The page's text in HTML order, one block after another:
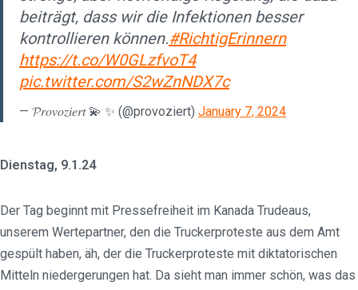
beiträgt, dass wir die Infektionen besser
kontrollieren können.#RichtigErinnern
https://t.co/W0GLzfvoT4
pic.twitter.com/S2wZnNDX7c
— 𝓟𝑟𝑜𝑣𝑜𝑧𝑖𝑒𝑟𝑡 💫 ✨ (@provoziert) January 7, 2024
Dienstag, 9.1.24
Der Tag beginnt mit Pressefreiheit im Kanada Trudeaus,
unserem Wertepartner, den die Truckerproteste aus dem Amt
gespült haben, äh, der die Truckerproteste mit diktatorischen
Mitteln niedergerungen hat. Da sieht man immer schön, was das